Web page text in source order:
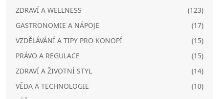
ZDRAVÍ A WELLNESS
(123)
GASTRONOMIE A NÁPOJE
(17)
VZDĚLÁVÁNÍ A TIPY PRO KONOPÍ
(15)
PRÁVO A REGULACE
(15)
ZDRAVÍ A ŽIVOTNÍ STYL
(14)
VĚDA A TECHNOLOGIE
(10)